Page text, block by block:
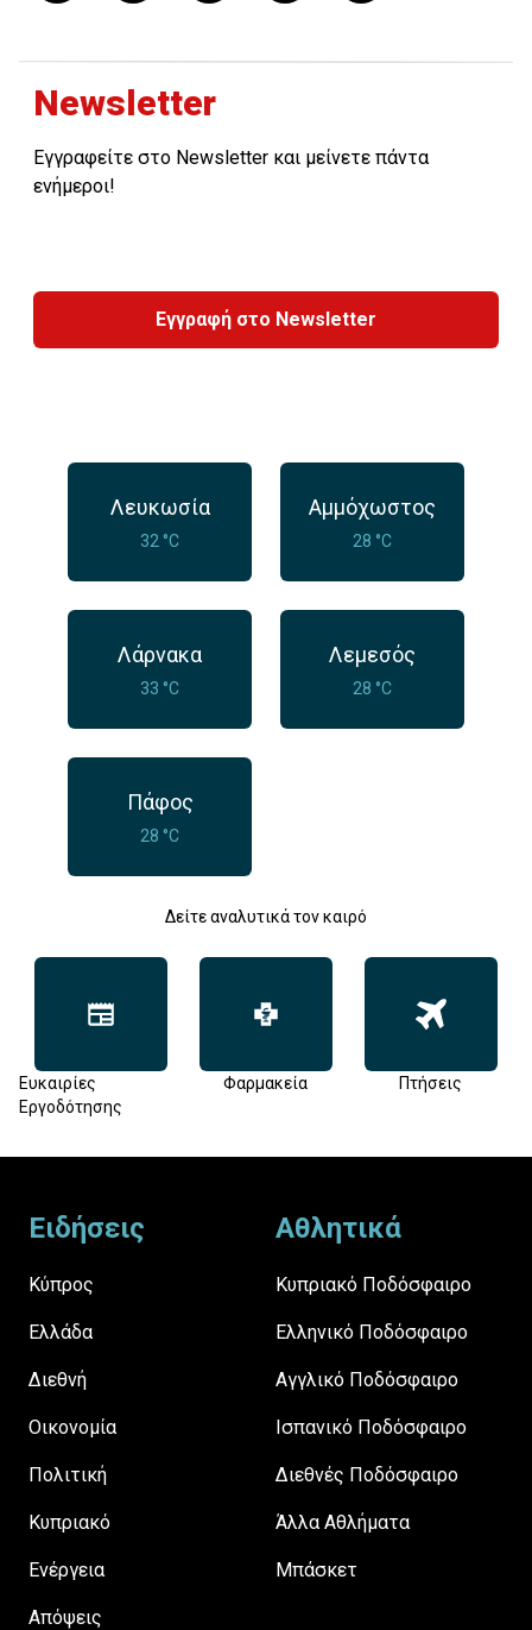
Newsletter
Εγγραφείτε στο Newsletter και μείνετε πάντα
ενήμεροι!
Εγγραφή στο Newsletter
Λευκωσία
32 °C
Αμμόχωστος
28 °C
Λάρνακα
33 °C
Λεμεσός
28 °C
Πάφος
28 °C
Δείτε αναλυτικά τον καιρό
Ευκαιρίες
Εργοδότησης
Φαρμακεία Πτήσεις
Ειδήσεις
Κύπρος
Ελλάδα
Διεθνή
Οικονομία
Πολιτική
Κυπριακό
Ενέργεια
Απόψεις
Αθλητικά
Κυπριακό Ποδόσφαιρο
Ελληνικό Ποδόσφαιρο
Αγγλικό Ποδόσφαιρο
Ισπανικό Ποδόσφαιρο
Διεθνές Ποδόσφαιρο
Άλλα Αθλήματα
Μπάσκετ